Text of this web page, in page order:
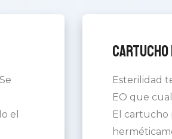
el
Cartucho
Esterilidad
EO que
El cartucho